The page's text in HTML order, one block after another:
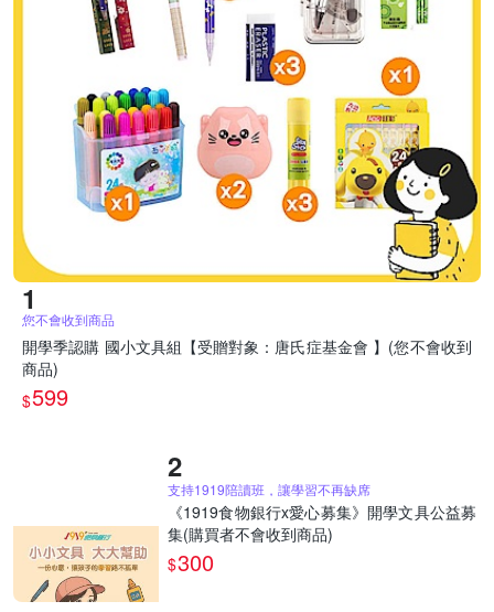
您不會收到商品
開學季認購 國小文具組【受贈對象：唐氏症基金會 】(您不會收到
商品)
$599
支持1919陪讀班，讓學習不再缺席
《1919食物銀行x愛心募集》開學文具公益募
集(購買者不會收到商品)
$300